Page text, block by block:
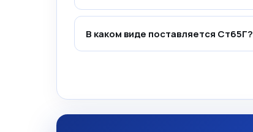
В каком виде поставляется Ст65Г?